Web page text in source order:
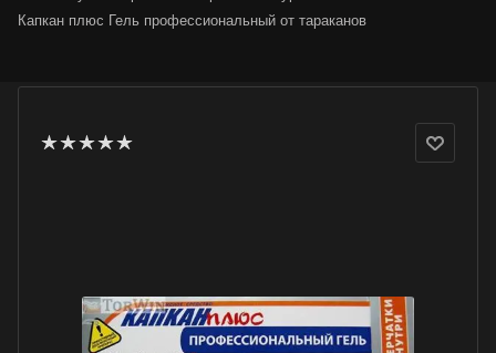
Капкан плюс Гель профессиональный от тараканов